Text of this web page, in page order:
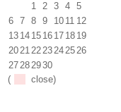
1
2 3 4
5
6
7 8 9 10 11 12
13 14 15 16 17 18 19
20212223242526
27282930
(
close)